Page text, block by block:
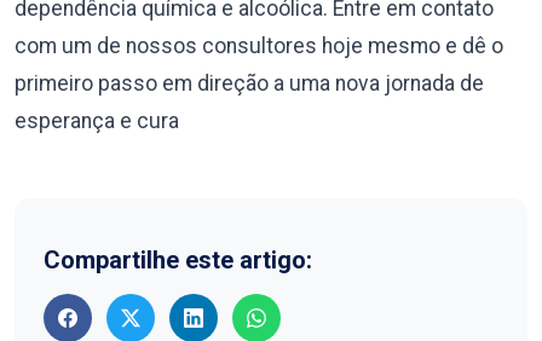
dependência química e alcoólica. Entre em contato
com um de nossos consultores hoje mesmo e dê o
primeiro passo em direção a uma nova jornada de
esperança e cura
Compartilhe este artigo: